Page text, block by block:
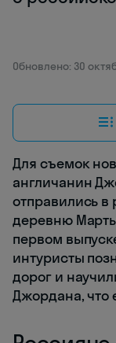
Обновлено: 30
Для съемок
англичанин
отправились
деревню
первом
интуристы
дорог и
Джордана, что